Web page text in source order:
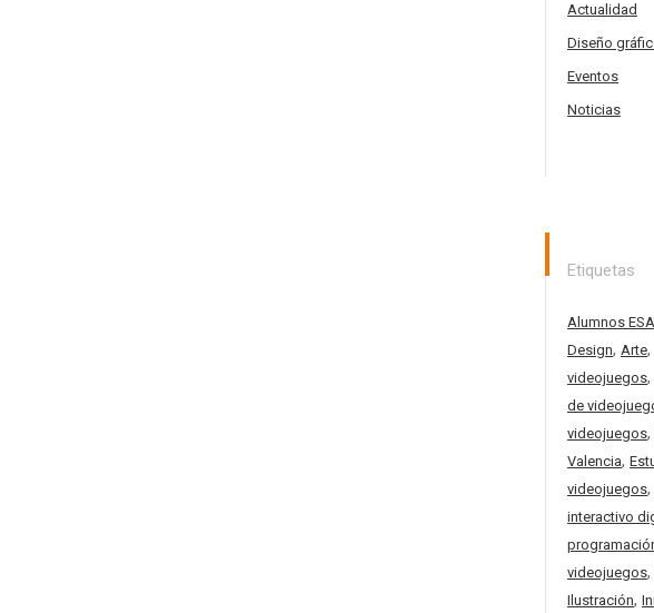
Actualidad
Diseño
Eventos
Noticias
Etiquetas
Alumnos
Design, Arte,
videojuegos,
de
videojuegos,
Valencia,
videojuegos,
interactivo
videojuegos,
Ilustración,